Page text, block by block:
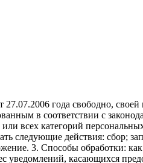
года свободно, своей
в соответствии с
или всех категорий
следующие действия: сбор;
3. Способы обработки:
уведомлений, касающихся